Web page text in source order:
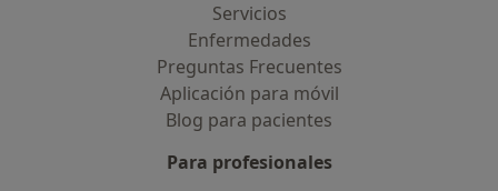
Servicios
Enfermedades
Preguntas Frecuentes
Aplicación para móvil
Blog para pacientes
Para profesionales